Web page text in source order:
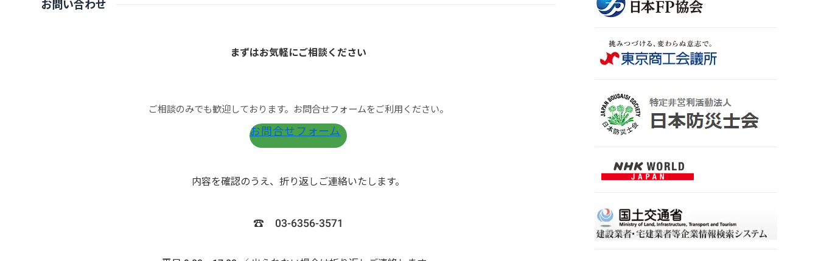
お問い合わせ
まずはお気軽にご相談ください
ご相談のみでも歓迎しております。お問合せフォームをご利用ください。
お問合せフォーム
内容を確認のうえ、折り返しご連絡いたします。
☎ 03-6356-3571